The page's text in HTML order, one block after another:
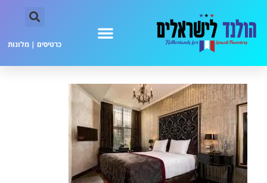
כרטיסים | מלונות